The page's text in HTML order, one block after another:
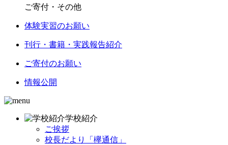
ご寄付・その他
体験実習のお願い
刊行・書籍・実践報告紹介
ご寄付のお願い
情報公開
学校紹介
ご挨拶
校長だより「欅通信」